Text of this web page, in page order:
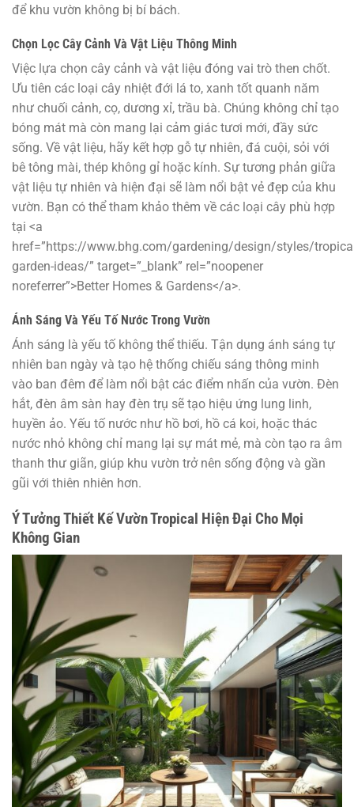
để khu vườn không bị bí bách.
Chọn Lọc Cây Cảnh Và Vật Liệu Thông Minh
Việc lựa chọn cây cảnh và vật liệu đóng vai trò then chốt.
Ưu tiên các loại cây nhiệt đới lá to, xanh tốt quanh năm
như chuối cảnh, cọ, dương xỉ, trầu bà. Chúng không chỉ tạo
bóng mát mà còn mang lại cảm giác tươi mới, đầy sức
sống. Về vật liệu, hãy kết hợp gỗ tự nhiên, đá cuội, sỏi với
bê tông mài, thép không gỉ hoặc kính. Sự tương phản giữa
vật liệu tự nhiên và hiện đại sẽ làm nổi bật vẻ đẹp của khu
vườn. Bạn có thể tham khảo thêm về các loại cây phù hợp
tại <a
href=”https://www.bhg.com/gardening/design/styles/
garden-ideas/” target=”_blank” rel=”noopener
noreferrer”>Better Homes & Gardens</a>.
Ánh Sáng Và Yếu Tố Nước Trong Vườn
Ánh sáng là yếu tố không thể thiếu. Tận dụng ánh sáng tự
nhiên ban ngày và tạo hệ thống chiếu sáng thông minh
vào ban đêm để làm nổi bật các điểm nhấn của vườn. Đèn
hắt, đèn âm sàn hay đèn trụ sẽ tạo hiệu ứng lung linh,
huyền ảo. Yếu tố nước như hồ bơi, hồ cá koi, hoặc thác
nước nhỏ không chỉ mang lại sự mát mẻ, mà còn tạo ra âm
thanh thư giãn, giúp khu vườn trở nên sống động và gần
gũi với thiên nhiên hơn.
Ý Tưởng Thiết Kế Vườn Tropical Hiện Đại Cho Mọi
Không Gian